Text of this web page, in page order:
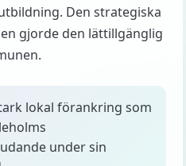
Den strategiska
gjorde den lättillgänglig
lokal förankring som
under sin